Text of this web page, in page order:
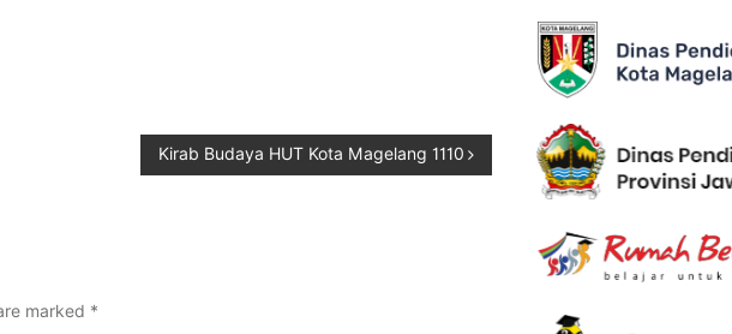
Kirab Budaya HUT Kota Magelang 1110
marked *